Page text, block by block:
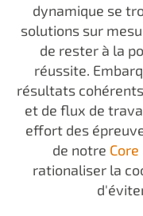
dynamique se
solutions sur
de rester à la
réussite.
résultats
et de flux de
effort des
de notre
rationaliser la